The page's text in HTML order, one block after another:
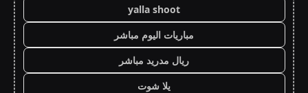
yalla shoot
مباريات اليوم مباشر
ريال مدريد مباشر
يلا شوت